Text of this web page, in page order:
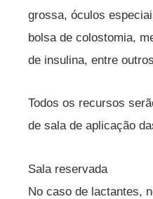
grossa, óculos
bolsa de colostomia,
de insulina, entre
Todos os recursos
de sala de aplicação
Sala reservada
No caso de lactantes,